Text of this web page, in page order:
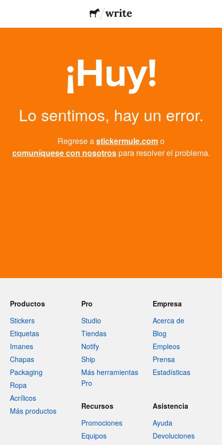
¡Huy!
Lo sentimos, hay un error.
Regrese astickermule.como
comuníquese con nosotrospara resolver el problema.
Productos
Stickers
Etiquetas
Imanes
Chapas
Packaging
Ropa
Acrílicos
Más productos
Pro
Studio
Tiendas
Notify
Ship
Más herramientas
Pro
Empresa
Acerca de
Blog
Empleos
Prensa
Estadísticas
Recursos
Promociones
Equipos
Asistencia
Ayuda
Devoluciones